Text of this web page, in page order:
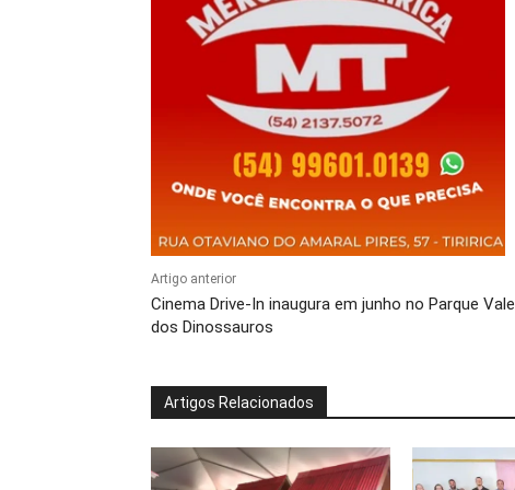
Artigo anterior
Cinema Drive-In inaugura em junho no Parque Vale
dos Dinossauros
Artigos Relacionados